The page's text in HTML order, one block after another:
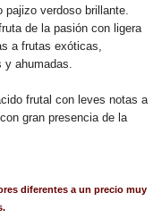
pajizo verdoso brillante.
de la pasión con ligera
a frutas exóticas,
y ahumadas.
frutal con leves notas a
gran presencia de la
diferentes a un precio muy